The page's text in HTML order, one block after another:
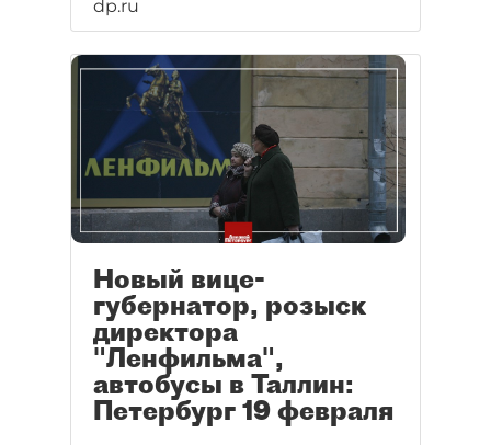
dp.ru
Новый вице-
губернатор, розыск
директора
"Ленфильма",
автобусы в Таллин:
Петербург 19 февраля